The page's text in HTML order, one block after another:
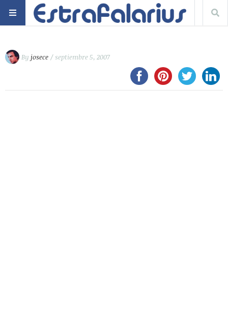
By josece / septiembre 5, 2007